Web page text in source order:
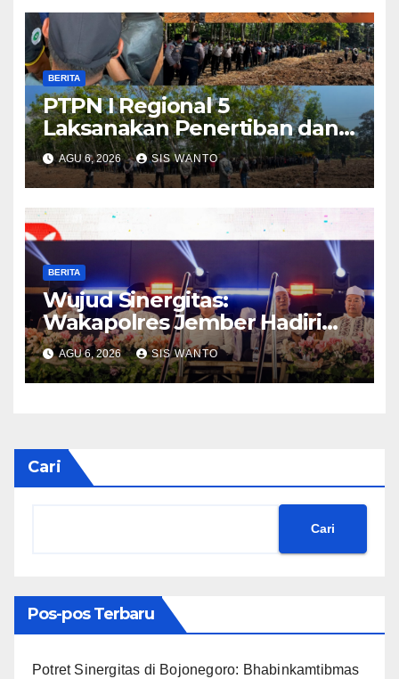
BERITA
PTPN I Regional 5
Laksanakan Penertiban dan
Pengamanan Aset
Perusahaan di Kebun
Mumbul dan Kebun
Glantangan
AGU 6, 2026 SIS WANTO
BERITA
Wujud Sinergitas:
Wakapolres Jember Hadiri
Sholawat & Doa Sambut HUT
RI ke-81
AGU 6, 2026 SIS WANTO
Cari
Cari
Pos-pos Terbaru
​Potret Sinergitas di Bojonegoro: Bhabinkamtibmas